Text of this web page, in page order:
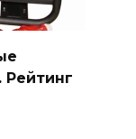
Рейтинг